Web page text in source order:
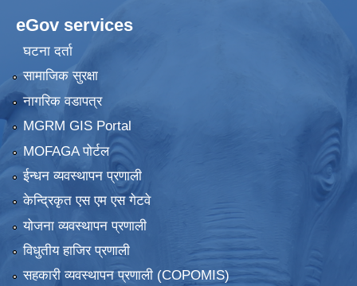
eGov services
घटना दर्ता
सामाजिक सुरक्षा
नागरिक वडापत्र
MGRM GIS Portal
MOFAGA पोर्टल
ईन्धन व्यवस्थापन प्रणाली
केन्द्रिकृत एस एम एस गेटवे
योजना व्यवस्थापन प्रणाली
विधुतीय हाजिर प्रणाली
सहकारी व्यवस्थापन प्रणाली (COPOMIS)